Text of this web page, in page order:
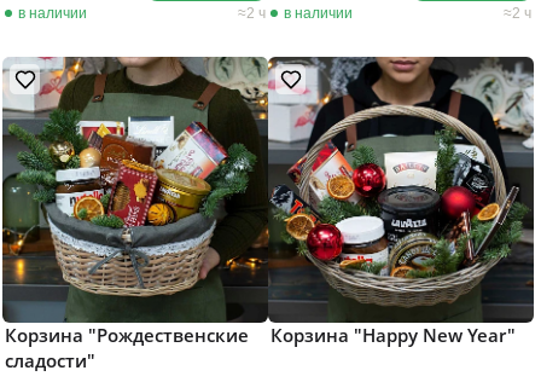
в наличии 2 ч в наличии 2 ч
Корзина "Рождественские
сладости"
Корзина "Happy New Year"